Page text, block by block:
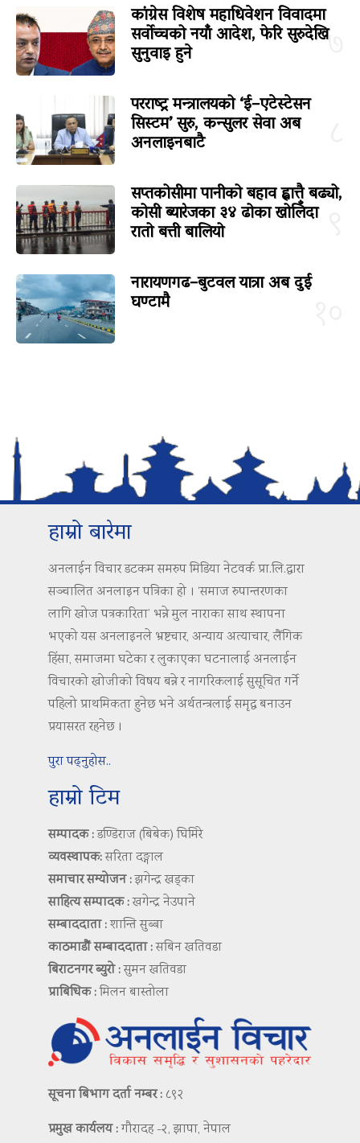
७
कांग्रेस विशेष महाधिवेशन विवादमा
सर्वोच्चको नयाँ आदेश, फेरि सुरुदेखि
सुनुवाइ हुने
परराष्ट्र मन्त्रालयको ‘ई–एटेस्टेसन
सिस्टम’ सुरु, कन्सुलर सेवा अब
अनलाइनबाटै
सप्तकोसीमा पानीको बहाव ह्वात्तै बढ्यो,
कोसी ब्यारेजका ३४ ढोका खोलिँदा
रातो बत्ती बालियो
नारायणगढ–बुटवल यात्रा अब दुई
घण्टामै
हाम्रो बारेमा
अनलाईन विचार डटकम समरुप मिडिया नेटवर्क प्रा.लि.द्वारा
सञ्चालित अनलाइन पत्रिका हो । ‘समाज रुपान्तरणका
लागि खोज पत्रकारिता’ भन्ने मुल नाराका साथ स्थापना
भएको यस अनलाइनले भ्रष्टचार, अन्याय अत्याचार, लैंगिक
हिंसा, समाजमा घटेका र लुकाएका घटनालाई अनलाईन
विचारको खोजीको विषय बन्ने र नागरिकलाई सुसूचित गर्ने
पहिलो प्राथमिकता हुनेछ भने अर्थतन्त्रलाई समृद्ध बनाउन
प्रयासरत रहनेछ ।
पुरा पढ्नुहोस..
हाम्रो टिम
सम्पादक :डण्डिराज (बिबेक) घिमिरे
व्यवस्थापक:सरिता दङ्गाल
समाचार सम्योजन :झगेन्द्र खड्का
साहित्य सम्पादक :खगेन्द्र नेउपाने
सम्बाददाता :शान्ति सुब्बा
काठमाडौं सम्बाददाता :सबिन खतिवडा
बिराटनगर ब्युरो :सुमन खतिवडा
प्राबिधिक :मिलन बास्तोला
सूचना बिभाग दर्ता नम्बर : ८९२
प्रमुख कार्यलय :गौरादह -२, झापा, नेपाल